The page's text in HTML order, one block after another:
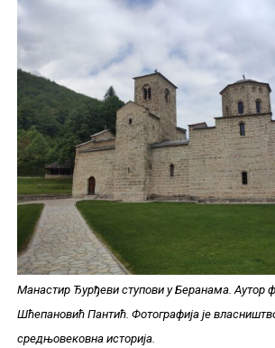
Манастир Ђурђеви ступови у Беранама. Аутор
Шћепановић Пантић. Фотографија је
средњовековна историја.